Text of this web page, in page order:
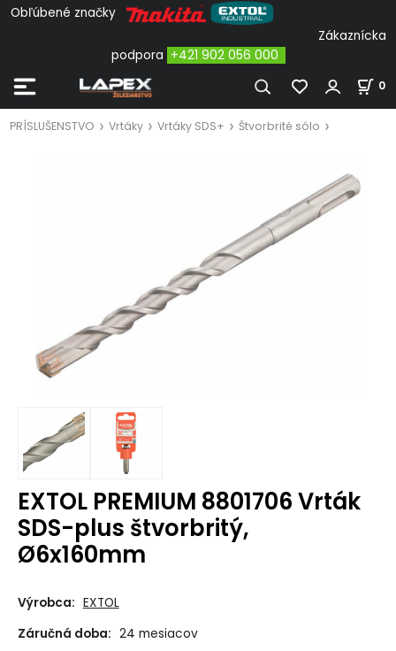
Obľúbené značky
Zákaznícka
podpora +421 902 056 000
0
PRÍSLUŠENSTVO Vrtáky Vrtáky SDS+ Štvorbrité sólo
EXTOL PREMIUM 8801706 Vrták
SDS-plus štvorbritý,
Ø6x160mm
Výrobca: EXTOL
Záručná doba: 24 mesiacov